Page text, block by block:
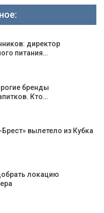
директор
питания…
бренды
Кто…
вылетело из Кубка
локацию